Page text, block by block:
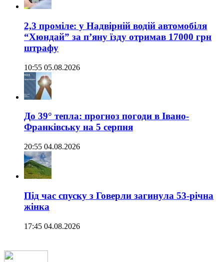
2,3 проміле: у Надвірній водій автомобіля
“Хюндай” за п’яну їзду отримав 17000 грн
штрафу
10:55 05.08.2026
До 39° тепла: прогноз погоди в Івано-
Франківську на 5 серпня
20:55 04.08.2026
Під час спуску з Говерли загинула 53-річна
жінка
17:45 04.08.2026